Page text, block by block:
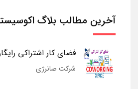
آخرین مطالب بلاگ
فضای کار اشتراکی
شرکت صانرژی